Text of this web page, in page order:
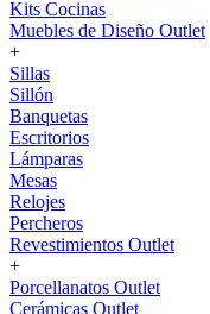
Kits Cocinas
Muebles de Diseño Outlet
+
Sillas
Sillón
Banquetas
Escritorios
Lámparas
Mesas
Relojes
Percheros
Revestimientos Outlet
+
Porcellanatos Outlet
Cerámicas Outlet